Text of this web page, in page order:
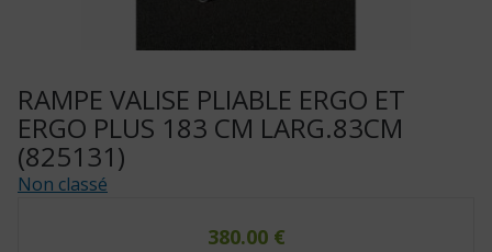
RAMPE VALISE PLIABLE ERGO ET
ERGO PLUS 183 CM LARG.83CM
(825131)
Non classé
380.00 €